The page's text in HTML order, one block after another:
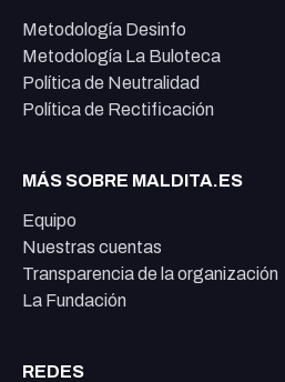
Metodología Desinfo
Metodología La Buloteca
Política de Neutralidad
Política de Rectificación
MÁS SOBRE MALDITA.ES
Equipo
Nuestras cuentas
Transparencia de la organización
La Fundación
REDES